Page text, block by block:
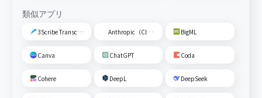
類似アプリ
3Scribe Transcription Anthropic（Claude） BigML
Canva ChatGPT Coda
Cohere DeepL DeepSeek